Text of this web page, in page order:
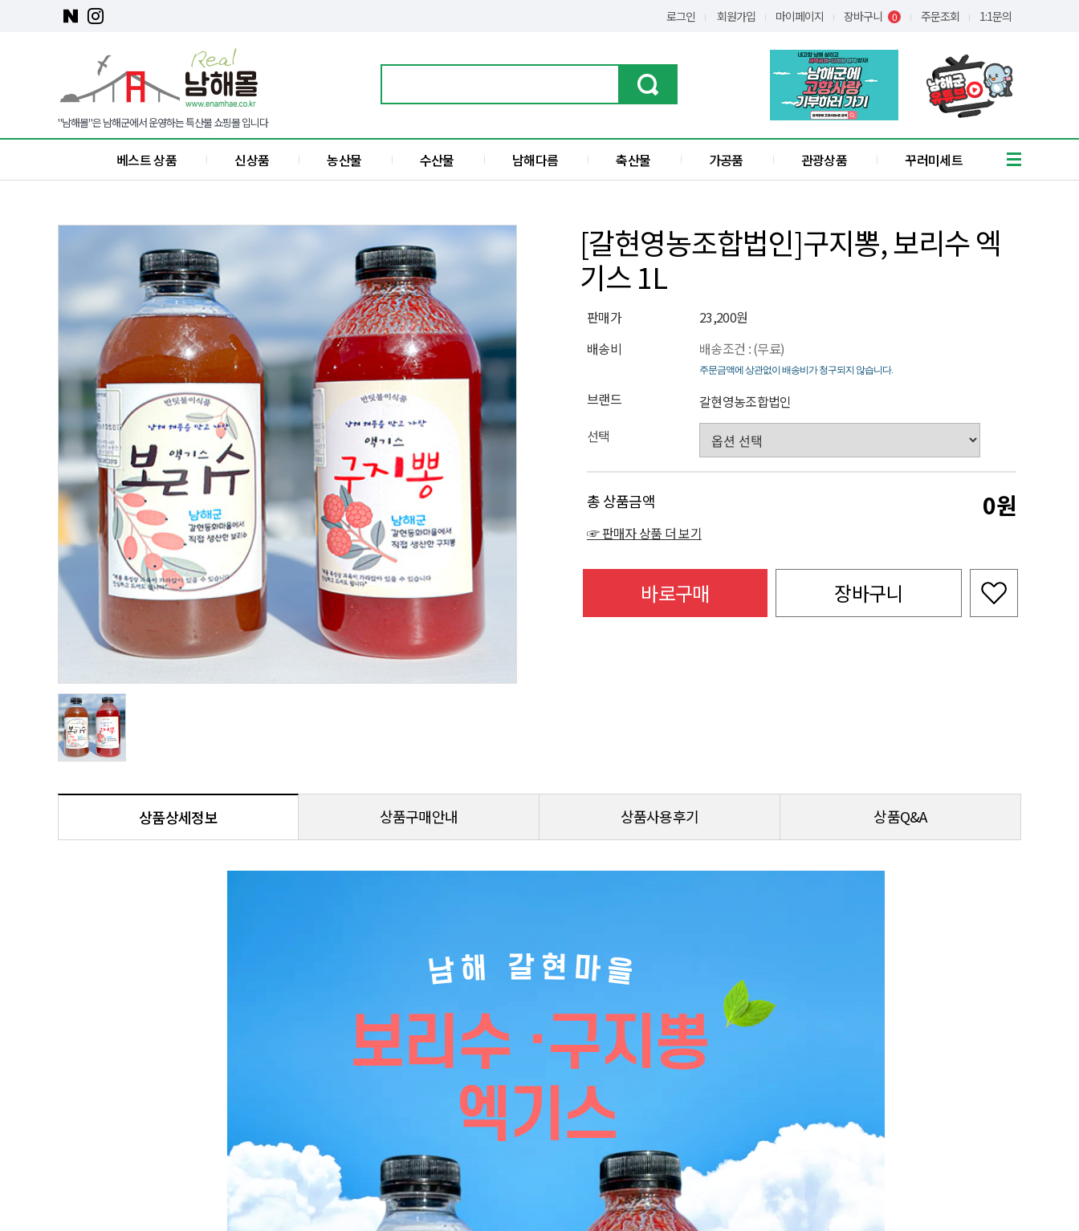
로그인 회원가입 마이페이지 장바구니 0 주문조회 1:1문의
"남해몰"은 남해군에서 운영하는 특산물 쇼핑몰 입니다
베스트 상품 신상품 농산물 수산물 남해다름 축산물 가공품
전통식품
액젓/어간장
기타
간편식
죽
관광상품 꾸러미세트
[갈현영농조합법인]구지뽕, 보리수 엑
기스 1L
판매가
23,200원
배송비
배송조건 : (무료)
주문금액에 상관없이 배송비가 청구되지 않습니다.
브랜드
갈현영농조합법인
선택
총 상품금액 0
☞ 판매자 상품 더 보기
바로구매 장바구니
상품상세정보 상품구매안내 상품사용후기 상품Q&A